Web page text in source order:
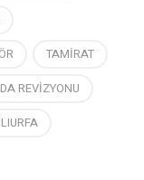
TAMİRAT
REVİZYONU